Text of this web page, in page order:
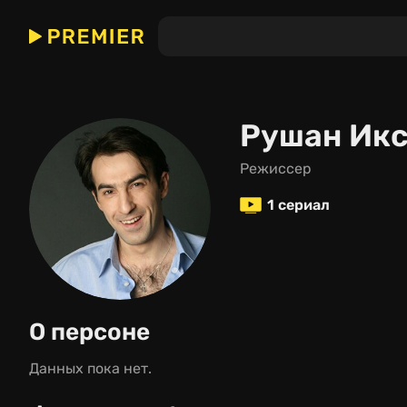
Рушан
режиссер
1 сериал
О персоне
Данных пока нет.